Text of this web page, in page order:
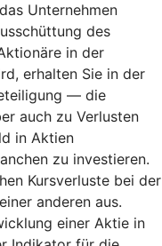
Unternehmen
des
in der
erhalten Sie in der
— die
auch zu Verlusten
in Aktien
zu investieren.
Kursverluste bei der
anderen aus.
einer Aktie in